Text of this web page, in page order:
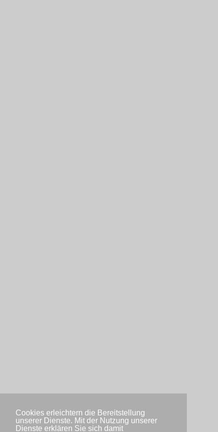
Cookies erleichtern die Bereitstellung
unserer Dienste. Mit der Nutzung unserer
Dienste erklären Sie sich damit